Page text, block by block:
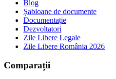
Blog
Șabloane de documente
Documentație
Dezvoltatori
Zile Libere Legale
Zile Libere România 2026
Comparații